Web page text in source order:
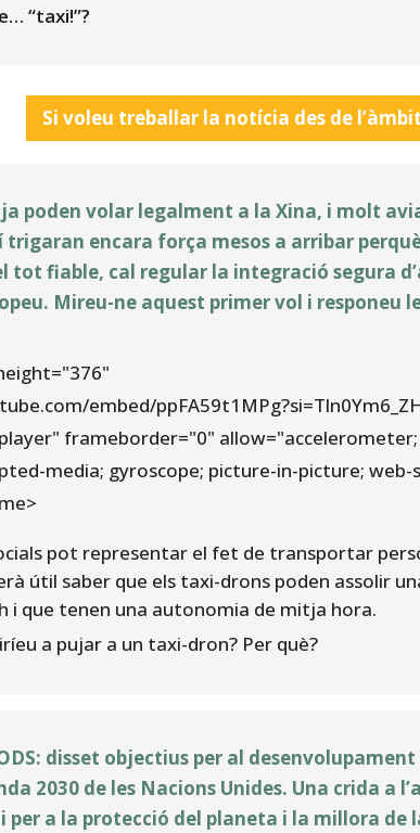
“taxi!”?
Si voleu treballar la notícia des de
poden volar legalment a la Xina, i molt
trigaran encara força mesos a arribar
tot fiable, cal regular la integració segura
Mireu-ne aquest primer vol i responeu
embed/
frameborder="0"
media; gyroscope; picture-in-picture; web-
pot representar el fet de transportar
útil saber que els taxi-drons poden assolir
i que tenen una autonomia de mitja hora.
a pujar a un taxi-dron? Per què?
disset objectius per al
2030 de les Nacions Unides. Una crida a
per a la protecció del planeta i la millora de